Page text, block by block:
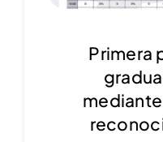
Primera